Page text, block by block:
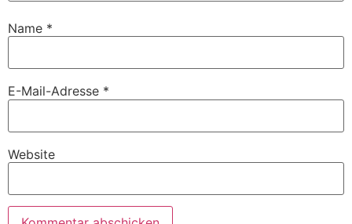
Name *
E-Mail-Adresse *
Website